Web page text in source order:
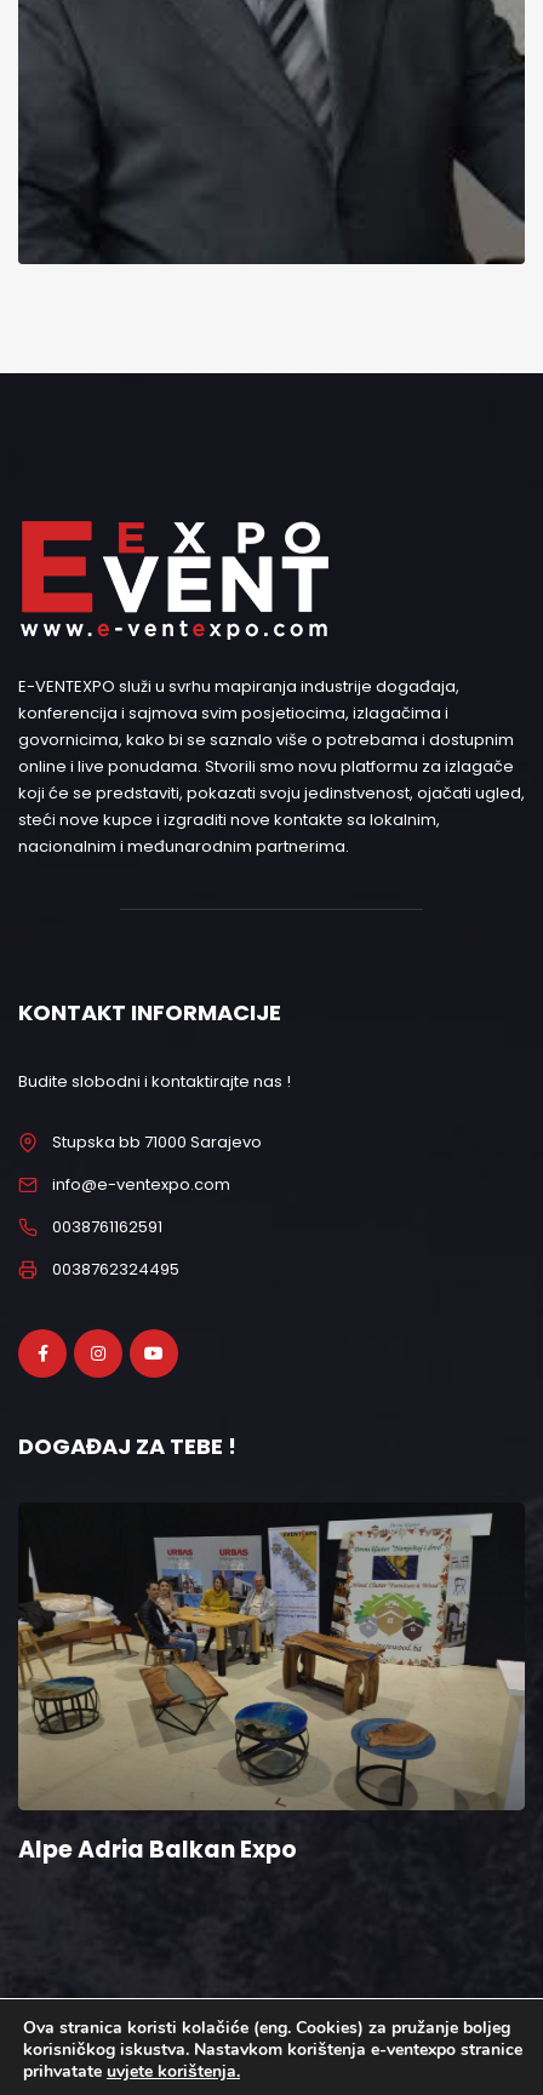
E-VENTEXPO služi u svrhu mapiranja industrije događaja,
konferencija i sajmova svim posjetiocima, izlagačima i
govornicima, kako bi se saznalo više o potrebama i dostupnim
online i live ponudama. Stvorili smo novu platformu za izlagače
koji će se predstaviti, pokazati svoju jedinstvenost, ojačati ugled,
steći nove kupce i izgraditi nove kontakte sa lokalnim,
nacionalnim i međunarodnim partnerima.
KONTAKT INFORMACIJE
Budite slobodni i kontaktirajte nas !
Stupska bb 71000 Sarajevo
info@e-ventexpo.com
0038761162591
0038762324495
DOGAĐAJ ZA TEBE !
Alpe Adria Balkan Expo
© 2020 E-ventexpo – Sva prava zadržana |
Ova stranica koristi kolačiće (eng. Cookies) za pružanje boljeg
korisničkog iskustva. Nastavkom korištenja e-ventexpo stranice
prihvatate uvjete korištenja.